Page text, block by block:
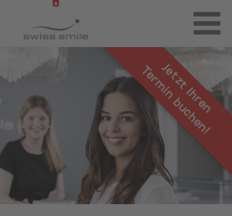
Jetzt Ihren
Termin buchen!